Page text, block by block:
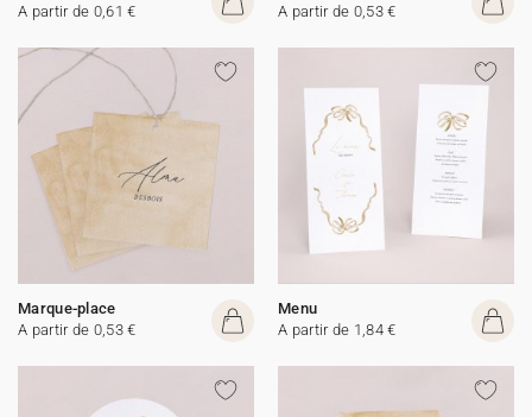
A partir de 0,61 €
A partir de 0,53 €
Marque-place
A partir de 0,53 €
Menu
A partir de 1,84 €